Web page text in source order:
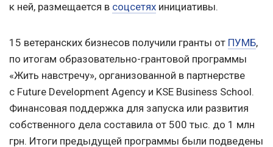
к ней, размещается в соцсетях инициативы.
15 ветеранских бизнесов получили гранты от ПУМБ,
по итогам образовательно-грантовой программы
«Жить навстречу», организованной в партнерстве
с Future Development Agency и KSE Business School.
Финансовая поддержка для запуска или развития
собственного дела составила от 500 тыс. до 1 млн
грн. Итоги предыдущей программы были подведены